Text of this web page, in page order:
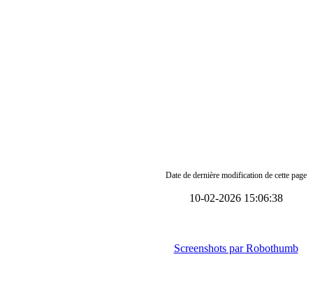
Date de dernière modification de cette page
10-02-2026 15:06:38
Screenshots par Robothumb